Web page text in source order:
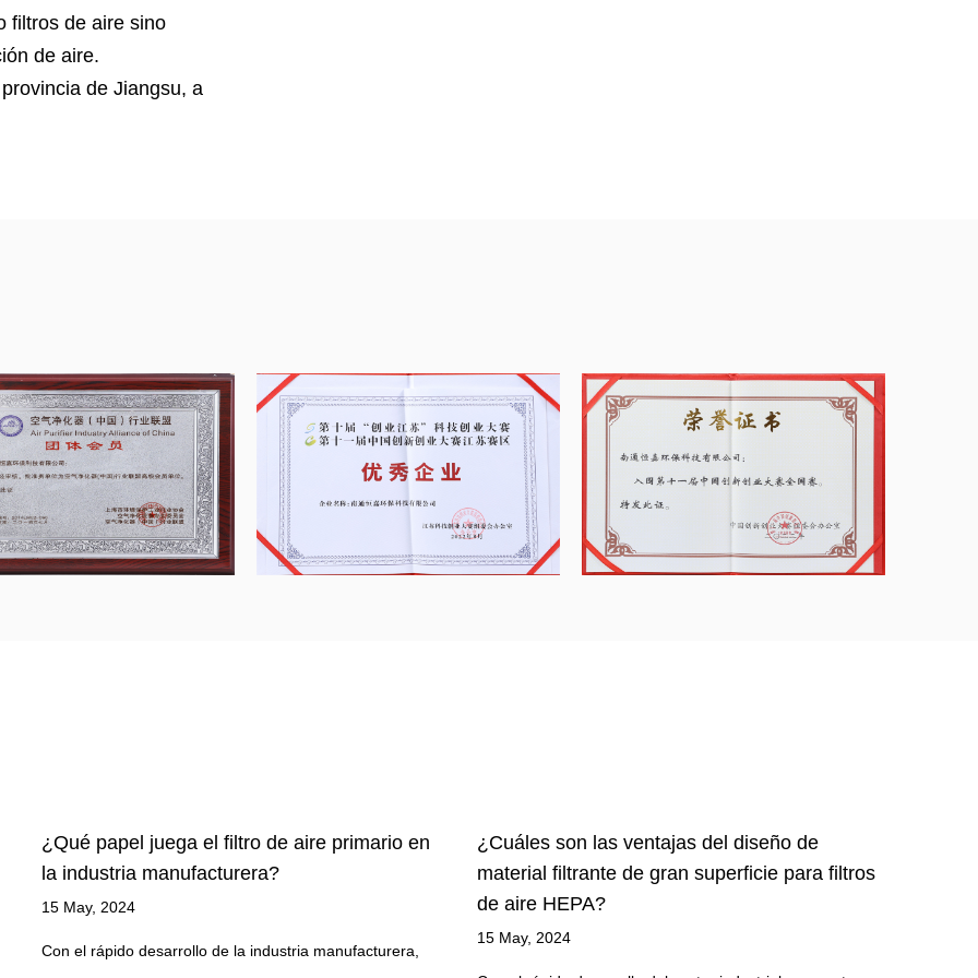
filtros de aire sino
de aire.
de Jiangsu, a
según las
de nuestros
de aire a
¿Qué papel juega el filtro de aire primario en
la industria manufacturera?
15 May, 2024
Con el rápido desarrollo de la industria manufacturera,
¿Cuáles son las ventajas del diseño de
material filtrante de gran superficie para filtros
de aire HEPA?
15 May, 2024